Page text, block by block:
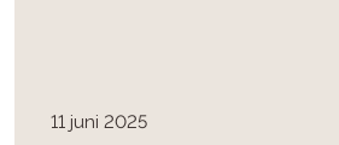
11 juni 2025